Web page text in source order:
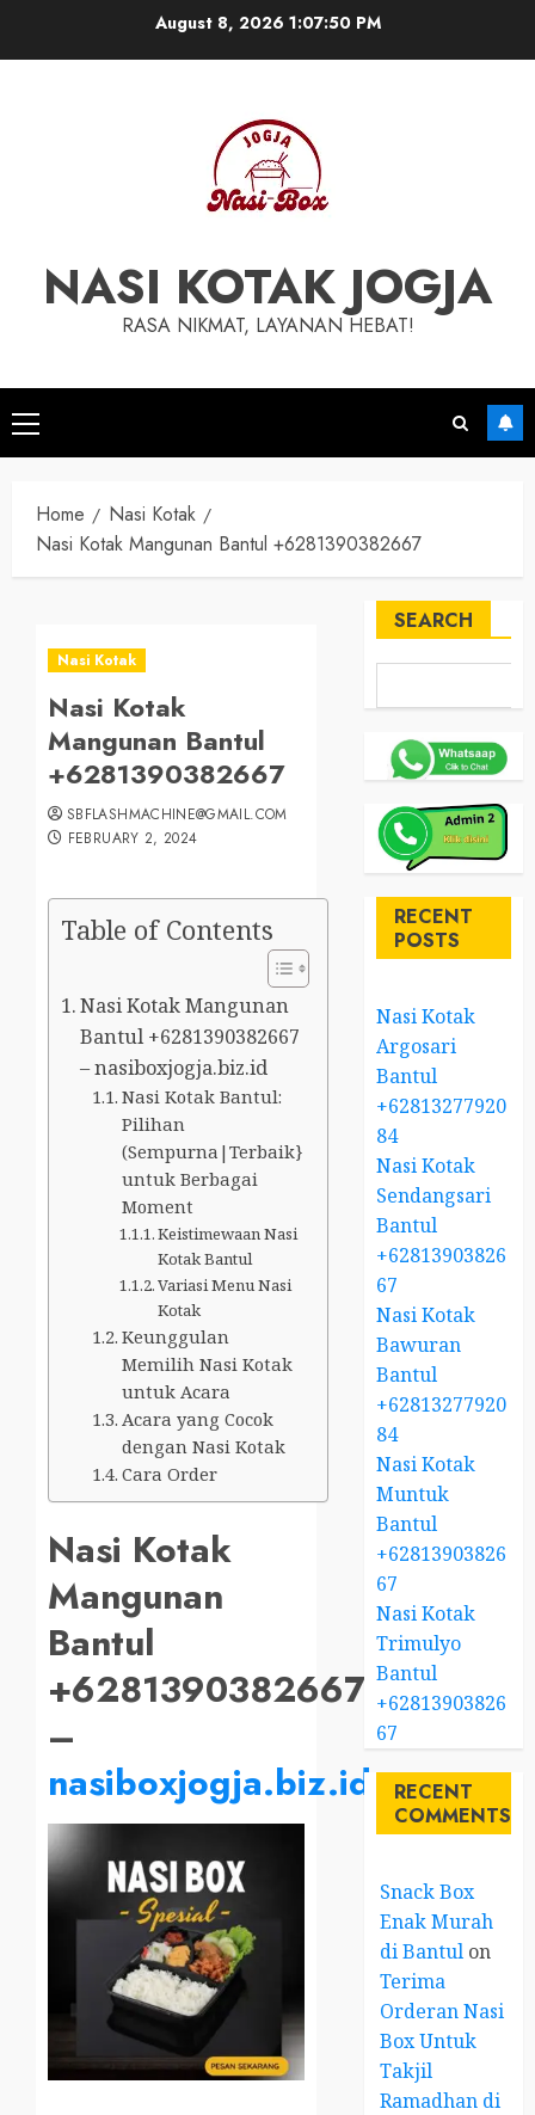
August 8, 20261:07:51 PM
NASI KOTAK JOGJA
RASA NIKMAT, LAYANAN HEBAT!
Primary
Menu
Home
Nasi Kotak
Nasi Kotak Mangunan Bantul +6281390382667
Nasi Kotak
Nasi Kotak
Mangunan Bantul
+6281390382667
SBFLASHMACHINE@GMAIL.COM
FEBRUARY 2, 2024
Table of Contents
Nasi Kotak Mangunan
Bantul +6281390382667
– nasiboxjogja.biz.id
Nasi Kotak Bantul:
Pilihan
(Sempurna|Terbaik}
untuk Berbagai
Moment
Keistimewaan Nasi
Kotak Bantul
Variasi Menu Nasi
Kotak
Keunggulan
Memilih Nasi Kotak
untuk Acara
Acara yang Cocok
dengan Nasi Kotak
Cara Order
Nasi Kotak
Mangunan
Bantul
+6281390382667
–
nasiboxjogja.biz.id
SEARCH
RECENT
POSTS
Nasi Kotak
Argosari
Bantul
+62813277920
84
Nasi Kotak
Sendangsari
Bantul
+62813903826
67
Nasi Kotak
Bawuran
Bantul
+62813277920
84
Nasi Kotak
Muntuk
Bantul
+62813903826
67
Nasi Kotak
Trimulyo
Bantul
+62813903826
67
RECENT
COMMENTS
Snack Box
Enak Murah
di Bantul on
Terima
Orderan Nasi
Box Untuk
Takjil
Ramadhan di